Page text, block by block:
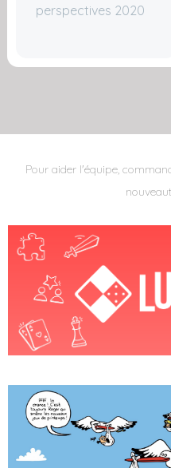
perspectives 2020
Pour aider l'équipe,